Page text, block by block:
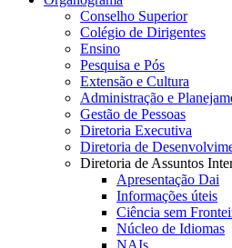
Conselho Superior
Colégio de Dirigentes
Ensino
Pesquisa e Pós
Extensão e Cultura
Administração e
Gestão de Pessoas
Diretoria Executiva
Diretoria de
Diretoria de Assuntos
Apresentação Dai
Informações úteis
Ciência sem
Núcleo de Idiomas